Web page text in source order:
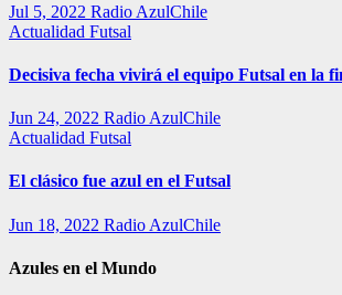
Jul 5, 2022 Radio AzulChile
Actualidad Futsal
Decisiva fecha vivirá el equipo Futsal en la
Jun 24, 2022 Radio AzulChile
Actualidad Futsal
El clásico fue azul en el Futsal
Jun 18, 2022 Radio AzulChile
Azules en el Mundo